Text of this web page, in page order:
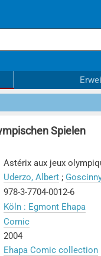
Spielen
Astérix aux jeux
Uderzo, Albert;
978-3-7704-0012-6
Köln : Egmont Ehapa
Comic
2004
Ehapa Comic collection